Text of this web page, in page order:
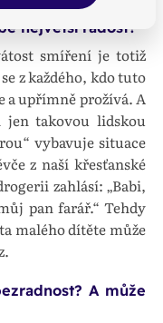
největší radost?
smíření je totiž
z každého, kdo tuto
a upřímně prožívá. A
takovou lidskou
vybavuje situace
z naší křesťanské
zahlásí: „Babi,
pan farář.“ Tehdy
malého dítěte může
A může